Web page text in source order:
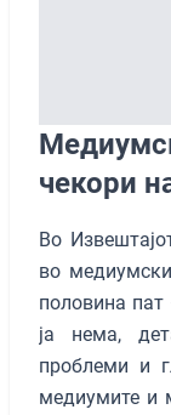
чекори
Во
во
половина пат
ја нема,
проблеми и
медиумите и